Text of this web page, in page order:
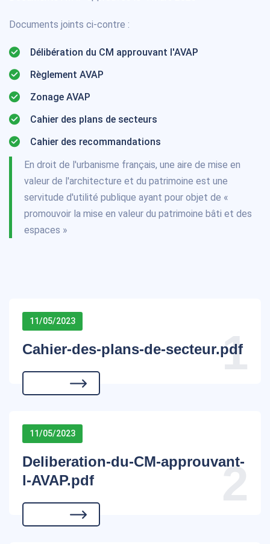
Documents joints ci-contre :
Délibération du CM approuvant l'AVAP
Règlement AVAP
Zonage AVAP
Cahier des plans de secteurs
Cahier des recommandations
En droit de l'urbanisme français, une aire de mise en
valeur de l'architecture et du patrimoine est une
servitude d'utilité publique ayant pour objet de «
promouvoir la mise en valeur du patrimoine bâti et des
espaces »
1
11/05/2023
Cahier-des-plans-de-secteur.pdf
2
11/05/2023
Deliberation-du-CM-approuvant-
l-AVAP.pdf